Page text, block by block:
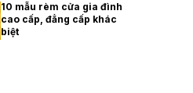
10 mẫu rèm cửa gia đình
cao cấp, đẳng cấp khác
biệt